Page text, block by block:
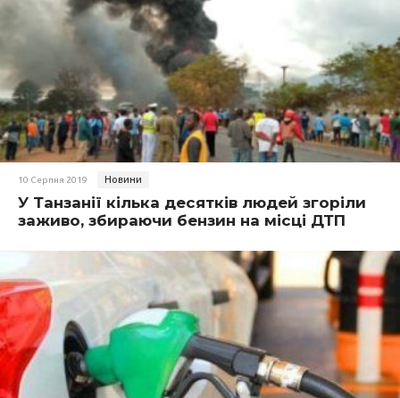
10 Серпня 2019 Новини
У Танзанії кілька десятків людей згоріли
заживо, збираючи бензин на місці ДТП